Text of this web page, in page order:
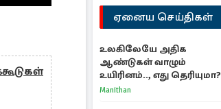
ஏனைய செய்திகள்
உலகிலேயே அதிக
ஆண்டுகள் வாழும்
உயிரினம்.., எது தெரியுமா?
Manithan